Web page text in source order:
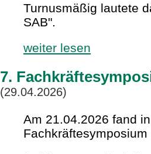
Turnusmäßig lautete
SAB".
weiter lesen
7.
(29.04.2026)
Am 21.04.2026 fand
Fachkräftesymposium